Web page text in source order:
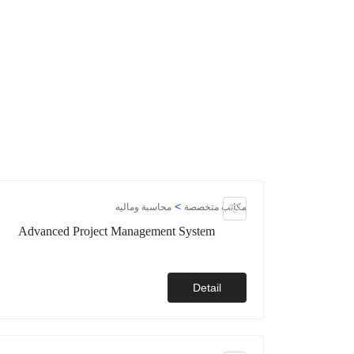
مكاتب متخصصة > محاسبة وماليه
Advanced Project Management System
Detail